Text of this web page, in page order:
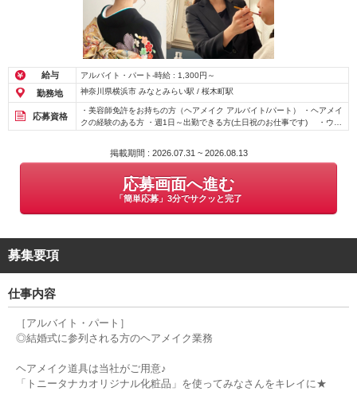
給与 アルバイト・パート-時給 : 1,300円～
勤務地 神奈川県横浜市 みなとみらい駅 / 桜木町駅
応募資格
・美容師免許をお持ちの方（ヘアメイク アルバイト/パート） ・ヘアメイ
クの経験のある方 ・週1日～出勤できる方(土日祝のお仕事です) ・ウェ
掲載期間 : 2026.07.31 ~ 2026.08.13
応募画面へ進む
「簡単応募」3分でサクッと完了
募集要項
仕事内容
［アルバイト・パート］
◎結婚式に参列される方のヘアメイク業務
ヘアメイク道具は当社がご用意♪
「トニータナカオリジナル化粧品」を使ってみなさんをキレイに★